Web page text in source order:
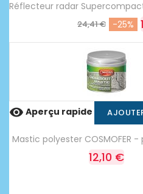
Réflecteur radar
24,41 € -25%
 Aperçu rapide
Mastic polyester COSMOFER -
12,10 €